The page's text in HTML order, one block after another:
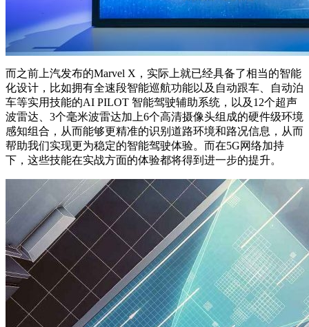
而之前上汽发布的Marvel X，实际上就已经具备了相当的智能
化设计，比如拥有全速段智能巡航功能以及自动跟车、自动泊
车等实用技能的AI PILOT 智能驾驶辅助系统，以及12个超声
波雷达、3个毫米波雷达加上6个高清摄像头组成的硬件级环境
感知组合，从而能够更精准的识别道路环境和路况信息，从而
帮助我们实现更为稳定的智能驾驶体验。而在5G网络加持
下，这些技能在实战方面的体验都将得到进一步的提升。